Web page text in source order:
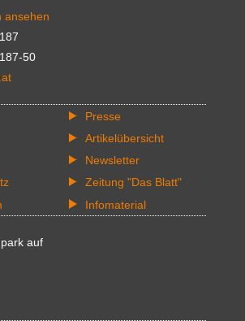
ansehen
50
Presse
Artikelübersicht
Newsletter
Zeitung "Das Blatt"
Infomaterial
auf